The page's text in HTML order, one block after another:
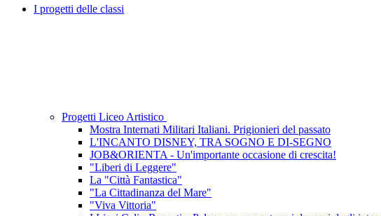
I progetti delle classi
Progetti Liceo Artistico
Mostra Internati Militari Italiani. Prigionieri del passato
L'INCANTO DISNEY, TRA SOGNO E DI-SEGNO
JOB&ORIENTA - Un'importante occasione di crescita!
"Liberi di Leggere"
La "Città Fantastica"
"La Cittadinanza del Mare"
"Viva Vittoria"